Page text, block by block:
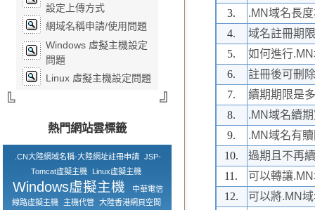
設定上傳方式
網域名稱申請/使用問題
Windows 虛擬主機設定
問題
Linux 虛擬主機設定問題
熱門網站雲標籤
.CN大陸網域名稱-大陸網址註冊申請 JSP-
Tomcat虛擬主機
Linux虛擬主機
Windows虛擬主機
中華電信
線路虛擬主機
主機代管 大陸香港網頁空間
3.
.MN域名長
4.
域名註冊期
5.
如何進行
6.
註冊後可刪
7.
續期期限是
8.
.MN域名續
9.
.MN域名有
10.
過期且不再
11.
可以轉讓
12.
可以將.MN